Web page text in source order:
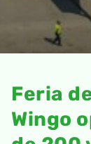
Feria
Wingo